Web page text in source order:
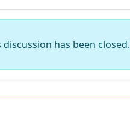
discussion has been closed.